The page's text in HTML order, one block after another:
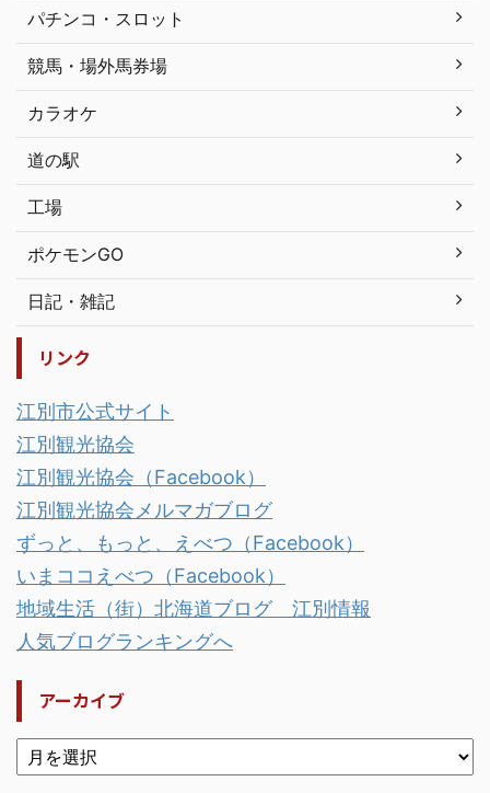
パチンコ・スロット
競馬・場外馬券場
カラオケ
道の駅
工場
ポケモンGO
日記・雑記
リンク
江別市公式サイト
江別観光協会
江別観光協会（Facebook）
江別観光協会メルマガブログ
ずっと、もっと、えべつ（Facebook）
いまココえべつ（Facebook）
地域生活（街）北海道ブログ 江別情報
人気ブログランキングへ
アーカイブ